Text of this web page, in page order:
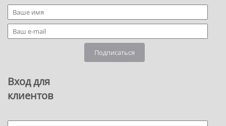
Подписаться
Вход для
клиентов